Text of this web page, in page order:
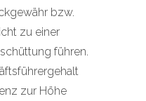
bzw.
zu einer
führen.
zur Höhe